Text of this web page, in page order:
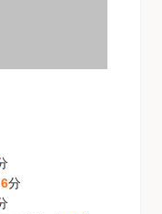
6分